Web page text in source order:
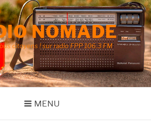
NOMADE
citoyens ! sur radio FPP 106.3 FM
MENU